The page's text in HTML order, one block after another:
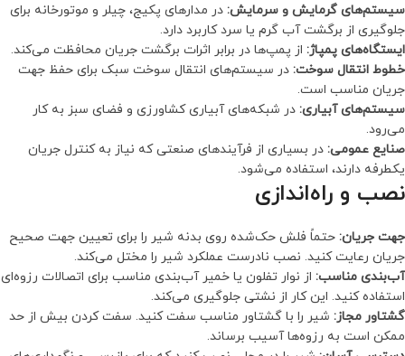
سیستم‌های گرمایش و سرمایش: در مدارهای پکیج، چیلر و موتورخانه برای
جلوگیری از برگشت آب گرم یا سرد کاربرد دارد.
ایستگاه‌های پمپاژ: از پمپ‌ها در برابر اثرات برگشت جریان محافظت می‌کند.
خطوط انتقال سوخت: در سیستم‌های انتقال سوخت سبک برای حفظ جهت
جریان مناسب است.
سیستم‌های آبیاری: در شبکه‌های آبیاری کشاورزی و فضای سبز به کار
می‌رود.
صنایع عمومی: در بسیاری از فرآیندهای صنعتی که نیاز به کنترل جریان
یکطرفه دارند، استفاده می‌شود.
نصب و راه‌اندازی
جهت جریان: حتماً فلش حک‌شده روی بدنه شیر را برای تعیین جهت صحیح
جریان رعایت کنید. نصب نادرست عملکرد شیر را مختل می‌کند.
آب‌بندی مناسب: از نوار تفلون یا خمیر آب‌بندی مناسب برای اتصالات رزوه‌ای
استفاده کنید. این کار از نشتی جلوگیری می‌کند.
گشتاور مجاز: شیر را با گشتاور مناسب سفت کنید. سفت کردن بیش از حد
ممکن است به رزوه‌ها آسیب برساند.